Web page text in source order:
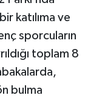
katılıma ve
sporcuların
toplam 8
bulma